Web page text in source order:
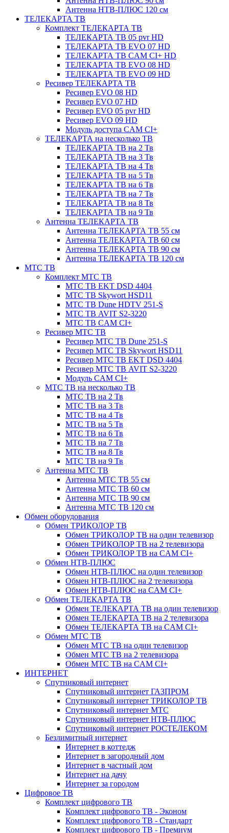
Антенна НТВ-ПЛЮС 120 см
ТЕЛЕКАРТА ТВ
Комплект ТЕЛЕКАРТА ТВ
ТЕЛЕКАРТА ТВ 05 pvr HD
ТЕЛЕКАРТА ТВ EVO 07 HD
ТЕЛЕКАРТА ТВ CAM CI+ HD
ТЕЛЕКАРТА ТВ EVO 08 HD
ТЕЛЕКАРТА ТВ EVO 09 HD
Ресивер ТЕЛЕКАРТА ТВ
Ресивер EVO 08 HD
Ресивер EVO 07 HD
Ресивер EVO 05 pvr HD
Ресивер EVO 09 HD
Модуль доступа CAM CI+
ТЕЛЕКАРТА на несколько ТВ
ТЕЛЕКАРТА ТВ на 2 Тв
ТЕЛЕКАРТА ТВ на 3 Тв
ТЕЛЕКАРТА ТВ на 4 Тв
ТЕЛЕКАРТА ТВ на 5 Тв
ТЕЛЕКАРТА ТВ на 6 Тв
ТЕЛЕКАРТА ТВ на 7 Тв
ТЕЛЕКАРТА ТВ на 8 Тв
ТЕЛЕКАРТА ТВ на 9 Тв
Антенна ТЕЛЕКАРТА ТВ
Антенна ТЕЛЕКАРТА ТВ 55 см
Антенна ТЕЛЕКАРТА ТВ 60 см
Антенна ТЕЛЕКАРТА ТВ 90 см
Антенна ТЕЛЕКАРТА ТВ 120 см
МТС ТВ
Комплект МТС ТВ
МТС ТВ EKT DSD 4404
МТС ТВ Skywort HSD11
МТС ТВ Dune HDTV 251-S
МТС ТВ AVIT S2-3220
МТС ТВ CAM CI+
Ресивер МТС ТВ
Ресивер МТС ТВ Dune 251-S
Ресивер МТС ТВ Skywort HSD11
Ресивер МТС ТВ EKT DSD 4404
Ресивер МТС ТВ AVIT S2-3220
Модуль CAM CI+
МТС ТВ на несколько ТВ
МТС ТВ на 2 Тв
МТС ТВ на 3 Тв
МТС ТВ на 4 Тв
МТС ТВ на 5 Тв
МТС ТВ на 6 Тв
МТС ТВ на 7 Тв
МТС ТВ на 8 Тв
МТС ТВ на 9 Тв
Антенна МТС ТВ
Антенна МТС ТВ 55 см
Антенна МТС ТВ 60 см
Антенна МТС ТВ 90 см
Антенна МТС ТВ 120 см
Обмен оборудования
Обмен ТРИКОЛОР ТВ
Обмен ТРИКОЛОР ТВ на один телевизор
Обмен ТРИКОЛОР ТВ на 2 телевизора
Обмен ТРИКОЛОР ТВ на CAM CI+
Обмен НТВ-ПЛЮС
Обмен НТВ-ПЛЮС на один телевизор
Обмен НТВ-ПЛЮС на 2 телевизора
Обмен НТВ-ПЛЮС на CAM CI+
Обмен ТЕЛЕКАРТА ТВ
Обмен ТЕЛЕКАРТА ТВ на один телевизор
Обмен ТЕЛЕКАРТА ТВ на 2 телевизора
Обмен ТЕЛЕКАРТА ТВ на CAM CI+
Обмен МТС ТВ
Обмен МТС ТВ на один телевизор
Обмен МТС ТВ на 2 телевизора
Обмен МТС ТВ на CAM CI+
ИНТЕРНЕТ
Спутниковый интернет
Спутниковый интернет ГАЗПРОМ
Спутниковый интернет ТРИКОЛОР ТВ
Спутниковый интернет МТС
Спутниковый интернет НТВ-ПЛЮС
Спутниковый интернет РОСТЕЛЕКОМ
Безлимитный интернет
Интернет в коттедж
Интернет в загородный дом
Интернет в частный дом
Интернет на дачу
Интернет за городом
Цифровое ТВ
Комплект цифрового ТВ
Комплект цифрового ТВ - Эконом
Комплект цифрового ТВ - Стандарт
Комплект цифрового ТВ - Премиум